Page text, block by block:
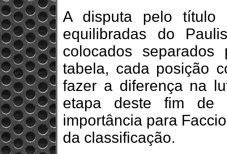
A disputa pelo título
equilibradas do
colocados
tabela, cada posição
fazer a diferença na
etapa deste fim de
importância para
da classificação.